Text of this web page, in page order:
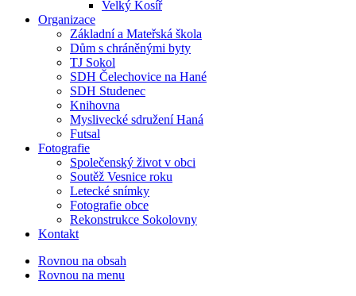
Velký Kosíř
Organizace
Základní a Mateřská škola
Dům s chráněnými byty
TJ Sokol
SDH Čelechovice na Hané
SDH Studenec
Knihovna
Myslivecké sdružení Haná
Futsal
Fotografie
Společenský život v obci
Soutěž Vesnice roku
Letecké snímky
Fotografie obce
Rekonstrukce Sokolovny
Kontakt
Rovnou na obsah
Rovnou na menu